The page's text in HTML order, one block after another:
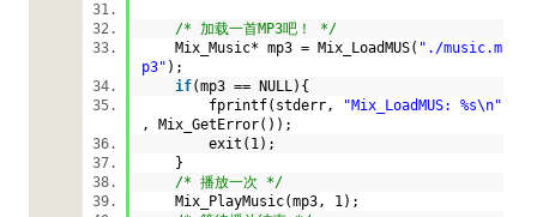
/* 加载一首MP3吧！ */
Mix_Music* mp3 = Mix_LoadMUS( "./music.m
p3" );
if(mp3 == NULL){
fprintf(stderr,
"Mix_LoadMUS: %s\n"
, Mix_GetError());
exit(1);
}
/* 播放一次 */
Mix_PlayMusic(mp3, 1);